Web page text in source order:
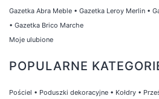
Gazetka Abra Meble • Gazetka Leroy Merlin •
• Gazetka Brico Marche
Moje ulubione
POPULARNE
Pościel • Poduszki dekoracyjne • Kołdry •